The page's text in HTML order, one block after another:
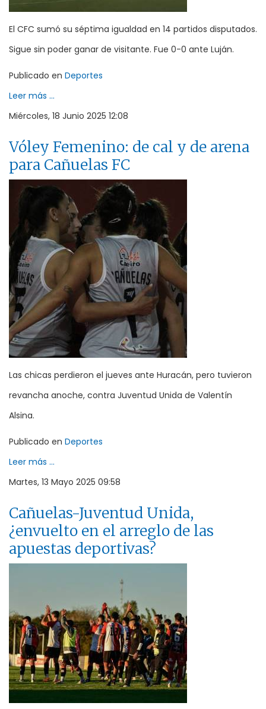
El CFC sumó su séptima igualdad en 14 partidos disputados.
Sigue sin poder ganar de visitante. Fue 0-0 ante Luján.
Publicado en Deportes
Leer más ...
Miércoles, 18 Junio 2025 12:08
Vóley Femenino: de cal y de arena
para Cañuelas FC
Las chicas perdieron el jueves ante Huracán, pero tuvieron
revancha anoche, contra Juventud Unida de Valentín
Alsina.
Publicado en Deportes
Leer más ...
Martes, 13 Mayo 2025 09:58
Cañuelas-Juventud Unida,
¿envuelto en el arreglo de las
apuestas deportivas?